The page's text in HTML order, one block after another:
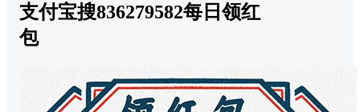
支付宝搜836279582每日领红
包